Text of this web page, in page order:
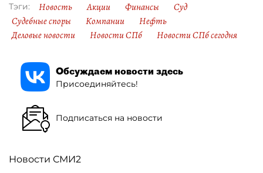
Тэги: Новость Акции Финансы
Суд
Судебные споры
Компании
Нефть
Деловые новости
Новости СПб Новости СПб сегодня
Обсуждаем новости здесь
Присоединяйтесь!
Подписаться на новости
Новости СМИ2